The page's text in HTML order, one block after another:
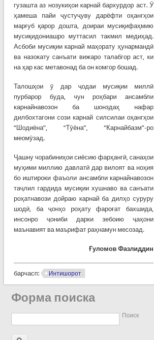
гузашта аз нозукиҳои карнай бархурдор аст. Ӯ
ҳамеша пайи ҷустуҷуву дарёфти оҳангҳои
марғуб қарор дошта, доираи мусиқифаҳмию
мусиқидониашро муттасил такмил медиҳад.
Асбоби мусиқии карнай маҳорату ҳунармандӣ
ва назокату санъати вижаро талабгор аст, ки
на ҳар кас метавонад ба он комгор бошад.
Талошҳои ӯ дар ҷодаи мусиқии миллӣ
пурбарор буда, чун роҳбари ансамбли
карнайнавозон ба шонздаҳ нафар
дилбохтагони сози карнай силсилаи оҳангҳои
“Шодиёна”, “Тӯёна”, “Карнайбазм”-ро
меомӯзад.
Ҷашну чорабиниҳои сиёсию фарҳангӣ, санаҳои
муҳими миллию давлатӣ дар вилоят ва ноҳия
бо иштироки фаъоли ансамбли карнайнавозон
таҷлил гардида мусиқии хушнаво ва санъати
роҳатнавози дойраю карнай ба дилҳо суруру
шодӣ, ба ҷонҳо роҳату фароғат бахшида,
инсонро ҷониби дарки зебоию ҷаҳони
маънавият ва маърифат раҳнамун месозад.
Ғуломов Фазлиддин
барчасп: Интишорот
Форма поиска
Поиск